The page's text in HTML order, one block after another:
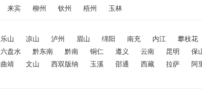
来宾 柳州 钦州 梧州 玉林
乐山 凉山 泸州 眉山 绵阳 南充 内江 攀枝花
六盘水 黔东南 黔南 铜仁 遵义 云南 昆明 保
曲靖 文山 西双版纳 玉溪 邵通 西藏 拉萨 阿